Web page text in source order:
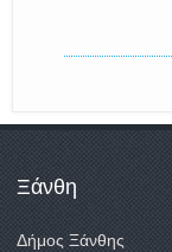
Ξάνθη
Δήμος Ξάνθης